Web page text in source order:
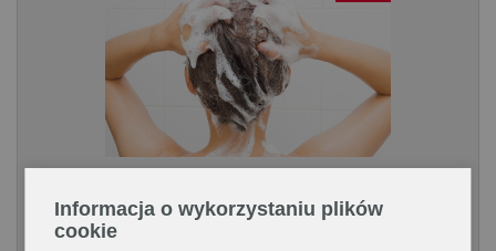
się włosów
Informacja o wykorzystaniu plików
cookie